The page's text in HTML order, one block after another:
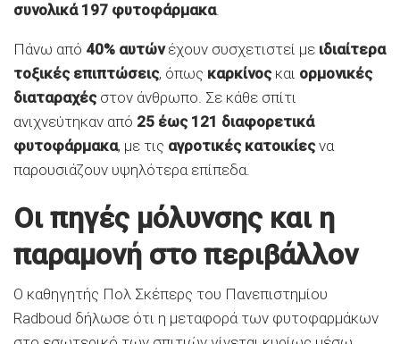
συνολικά 197 φυτοφάρμακα.
Πάνω από 40% αυτώνέχουν συσχετιστεί με ιδιαίτερα
τοξικές επιπτώσεις, όπως καρκίνοςκαι ορμονικές
διαταραχέςστον άνθρωπο. Σε κάθε σπίτι
ανιχνεύτηκαν από 25 έως 121 διαφορετικά
φυτοφάρμακα, με τις αγροτικές κατοικίεςνα
παρουσιάζουν υψηλότερα επίπεδα.
Οι πηγές μόλυνσης και η
παραμονή στο περιβάλλον
Ο καθηγητής Πολ Σκέπερς του Πανεπιστημίου
Radboud δήλωσε ότι η μεταφορά των φυτοφαρμάκων